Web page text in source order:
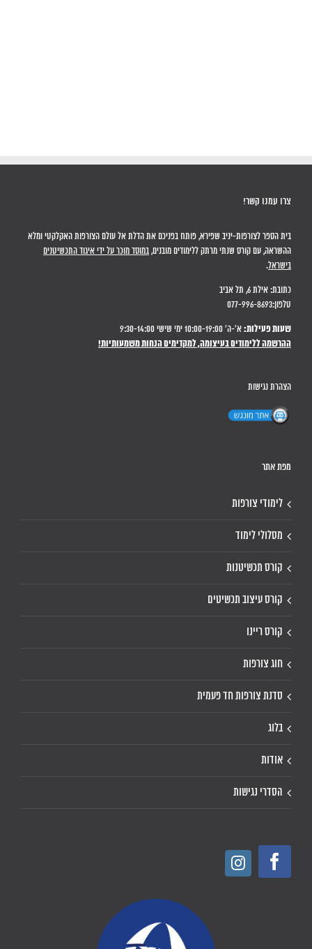
צרו עמנו קשר!
בית הספר לצורפות-יניב שפירא, פותח בפניכם את הדלת אל עולם הצורפות האקלקטי ומלא
ההשראה, עם קורס שנתי מרתק ללימודים מובנים, במוסד מוכר על ידי איגוד התכשיטנים
בישראל.
כתובת: אילת 6, תל אביב
טלפון:077-996-8693
שעות פעילות: א'-ה' 10:00-19:00 ימי שישי 9:30-14:00
ההרשמה ללימודים בעיצומה, למקדימים הנחות משמעותיות!
הצהרת נגישות
מפת אתר
לימודי צורפות
מסלולי לימוד
קורס תכשיטנות
קורס עיצוב תכשיטים
קורס ריינו
חוג צורפות
סדנת צורפות חד פעמית
בלוג
אודות
הסדרי נגישות